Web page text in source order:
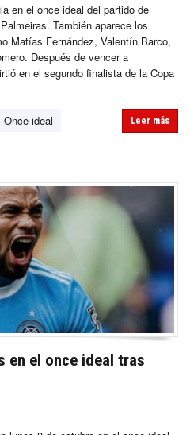
en el once ideal del partido de
También aparece los
Matías Fernández, Valentín Barco,
Después de vencer a
en el segundo finalista de la Copa
Once ideal Leer más
en el once ideal tras